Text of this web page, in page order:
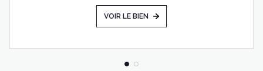
VOIR LE BIEN